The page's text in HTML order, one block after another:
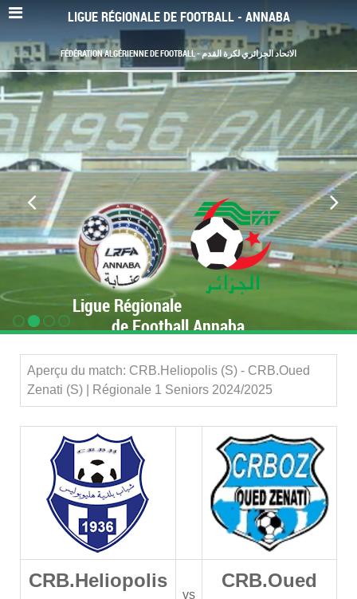
LIGUE RÉGIONALE DE FOOTBALL - ANNABA
FÉDÉRATION ALGÉRIENNE DE FOOTBALL - الاتحاد الجزائري لكرة القدم
Ligue Régionale
de Football Annaba
Aperçu du match: CRB.Heliopolis (S) - CRB.Oued
Zenati (S) | Régionale 1 Seniors 2024/2025
CRB.Heliopolis
vs
CRB.Oued